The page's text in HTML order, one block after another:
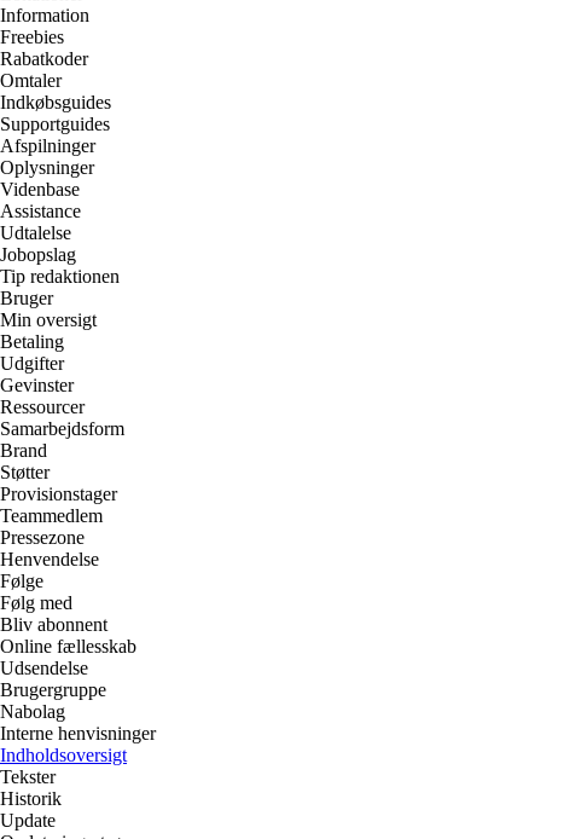
Information
Freebies
Rabatkoder
Omtaler
Indkøbsguides
Supportguides
Afspilninger
Oplysninger
Videnbase
Assistance
Udtalelse
Jobopslag
Tip redaktionen
Bruger
Min oversigt
Betaling
Udgifter
Gevinster
Ressourcer
Samarbejdsform
Brand
Støtter
Provisionstager
Teammedlem
Pressezone
Henvendelse
Følge
Følg med
Bliv abonnent
Online fællesskab
Udsendelse
Brugergruppe
Nabolag
Interne henvisninger
Indholdsoversigt
Tekster
Historik
Update